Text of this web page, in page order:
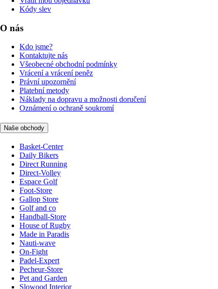
Kódy slev
O nás
Kdo jsme?
Kontaktujte nás
Všeobecné obchodní podmínky
Vrácení a vrácení peněz
Právní upozornění
Platební metody
Náklady na dopravu a možnosti doručení
Oznámení o ochraně soukromí
Naše obchody
Basket-Center
Daily Bikers
Direct Running
Direct-Volley
Espace Golf
Foot-Store
Gallop Store
Golf and co
Handball-Store
House of Rugby
Made in Paradis
Nauti-wave
On-Fight
Padel-Expert
Pecheur-Store
Pet and Garden
Slowood Interior